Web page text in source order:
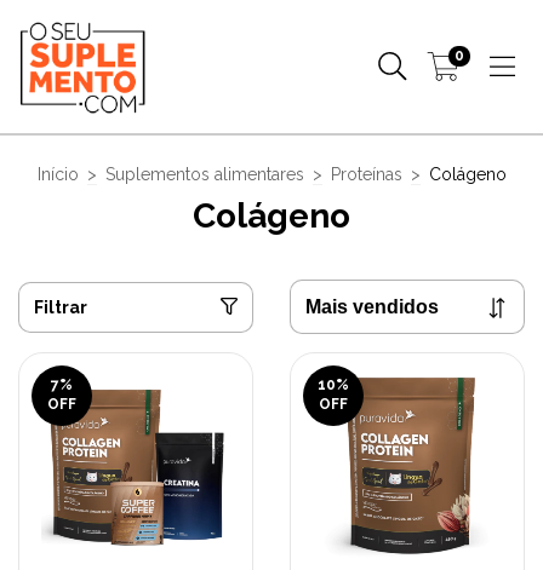
0
Início > Suplementos alimentares > Proteínas > Colágeno
Colágeno
Filtrar
7%
OFF
10%
OFF